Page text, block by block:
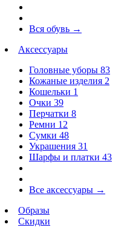
Вся обувь →
Аксессуары
Головные уборы 83
Кожаные изделия 2
Кошельки 1
Очки 39
Перчатки 8
Ремни 12
Сумки 48
Украшения 31
Шарфы и платки 43
Все аксессуары →
Образы
Скидки